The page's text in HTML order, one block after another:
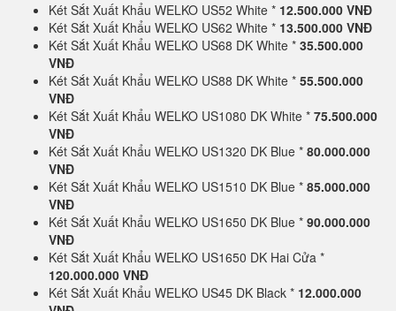
Két Sắt Xuất Khẩu WELKO US52 White * 12.500.000 VNĐ
Két Sắt Xuất Khẩu WELKO US62 White * 13.500.000 VNĐ
Két Sắt Xuất Khẩu WELKO US68 DK White * 35.500.000
VNĐ
Két Sắt Xuất Khẩu WELKO US88 DK White * 55.500.000
VNĐ
Két Sắt Xuất Khẩu WELKO US1080 DK White * 75.500.000
VNĐ
Két Sắt Xuất Khẩu WELKO US1320 DK Blue * 80.000.000
VNĐ
Két Sắt Xuất Khẩu WELKO US1510 DK Blue * 85.000.000
VNĐ
Két Sắt Xuất Khẩu WELKO US1650 DK Blue * 90.000.000
VNĐ
Két Sắt Xuất Khẩu WELKO US1650 DK Hai Cửa *
120.000.000 VNĐ
Két Sắt Xuất Khẩu WELKO US45 DK Black * 12.000.000